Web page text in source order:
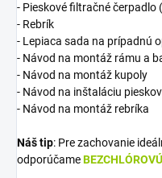
- Pieskové filtračné čerpadlo
- Rebrík
- Lepiaca sada na prípadnú
- Návod na montáž rámu a
- Návod na montáž kupoly
- Návod na inštaláciu
- Návod na montáž rebríka
Náš tip: Pre zachovanie
odporúčame